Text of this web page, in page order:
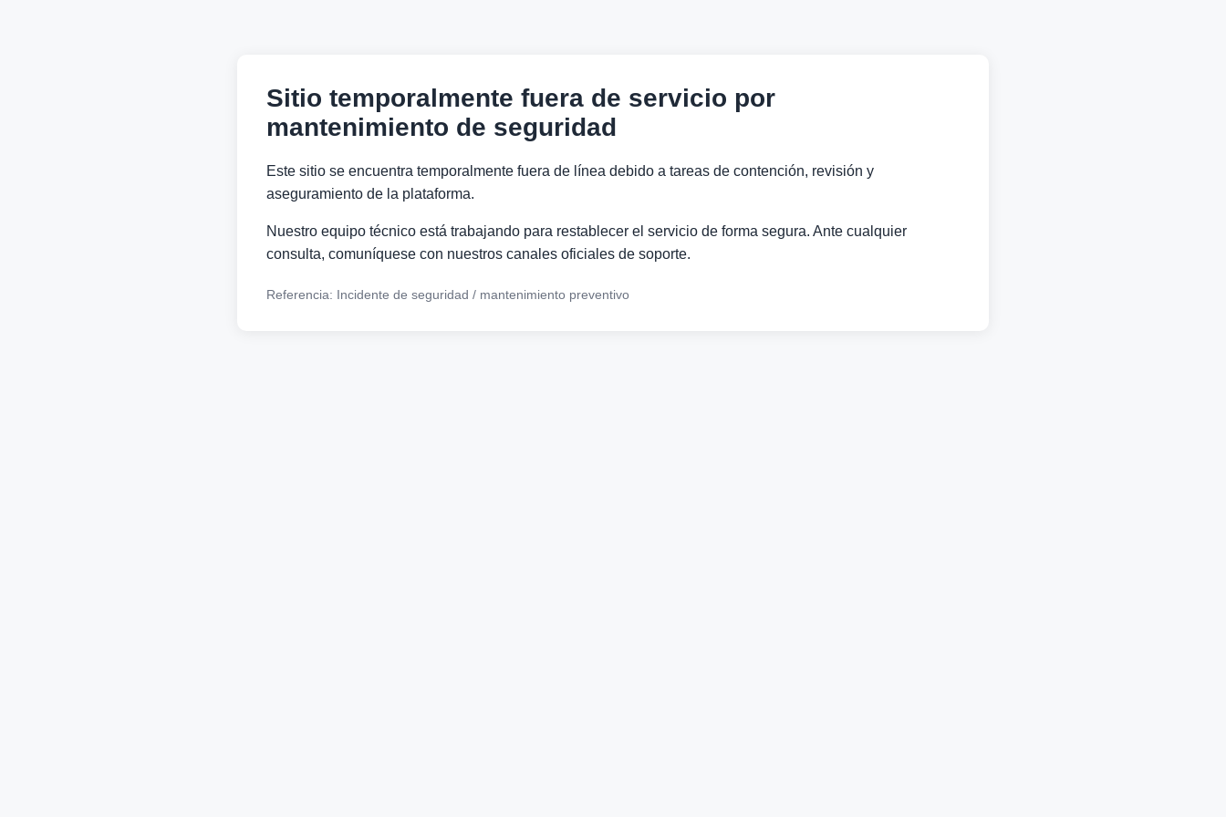
Sitio temporalmente fuera de servicio por
mantenimiento de seguridad
Este sitio se encuentra temporalmente fuera de línea debido a tareas de contención, revisión y
aseguramiento de la plataforma.
Nuestro equipo técnico está trabajando para restablecer el servicio de forma segura. Ante cualquier
consulta, comuníquese con nuestros canales oficiales de soporte.
Referencia: Incidente de seguridad / mantenimiento preventivo